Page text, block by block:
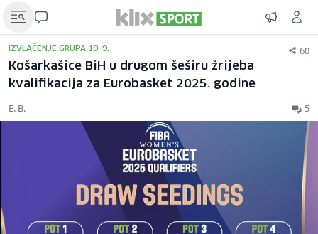
IZVLAČENJE GRUPA 19. 9. 60
Košarkašice BiH u drugom šeširu žrijeba
kvalifikacija za Eurobasket 2025. godine
E. B. 5